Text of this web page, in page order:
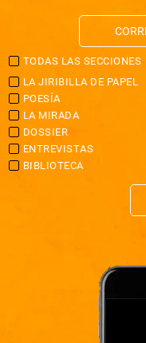
TODAS LAS SECCIONES
LA JIRIBILLA DE PAPEL
POESÍA
LA MIRADA
DOSSIER
ENTREVISTAS
BIBLIOTECA